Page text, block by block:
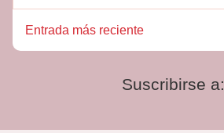
Entrada más reciente
Suscribirse a: